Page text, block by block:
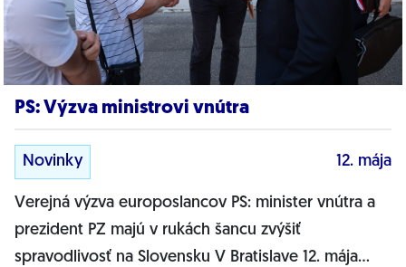
PS: Výzva ministrovi vnútra
Novinky 12. mája
Verejná výzva europoslancov PS: minister vnútra a
prezident PZ majú v rukách šancu zvýšiť
spravodlivosť na Slovensku V Bratislave 12. mája